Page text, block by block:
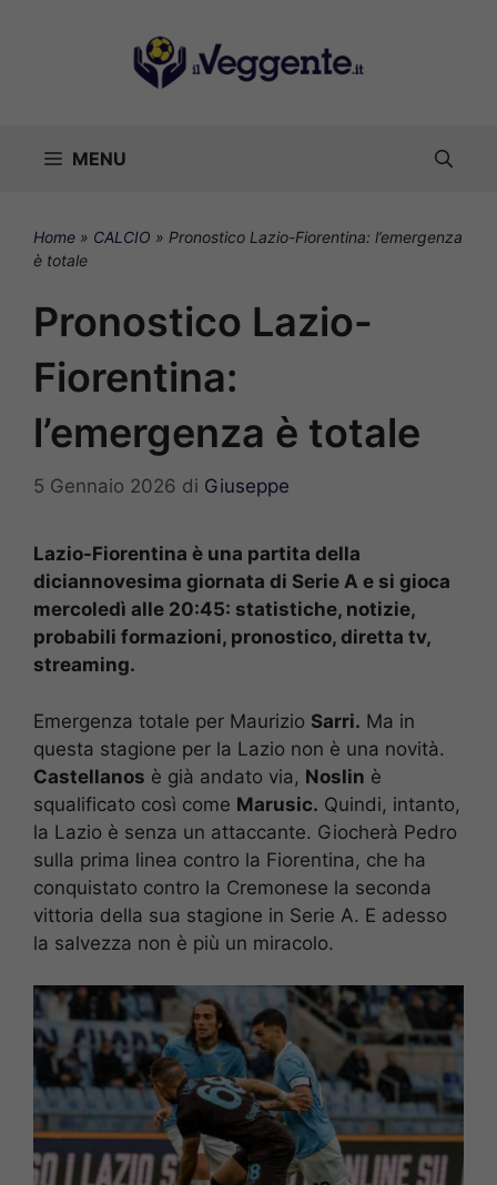
MENU
Home » CALCIO » Pronostico Lazio-Fiorentina: l’emergenza
è totale
Pronostico Lazio-
Fiorentina:
l’emergenza è totale
5 Gennaio 2026 di Giuseppe
Lazio-Fiorentina è una partita della
diciannovesima giornata di Serie A e si gioca
mercoledì alle 20:45: statistiche, notizie,
probabili formazioni, pronostico, diretta tv,
streaming.
Emergenza totale per Maurizio Sarri. Ma in
questa stagione per la Lazio non è una novità.
Castellanos è già andato via, Noslin è
squalificato così come Marusic. Quindi, intanto,
la Lazio è senza un attaccante. Giocherà Pedro
sulla prima linea contro la Fiorentina, che ha
conquistato contro la Cremonese la seconda
vittoria della sua stagione in Serie A. E adesso
la salvezza non è più un miracolo.